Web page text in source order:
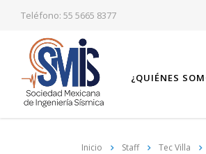
Teléfono: 55 5665 8377
¿QUIÉNES
Inicio Staff Tec Villa